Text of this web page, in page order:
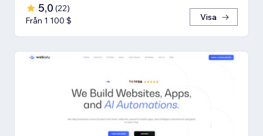
5,0 (22)
Från 1 100 $
Visa